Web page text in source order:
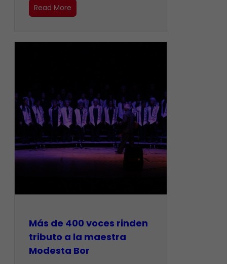
Read More
Más de 400 voces rinden
tributo a la maestra
Modesta Bor